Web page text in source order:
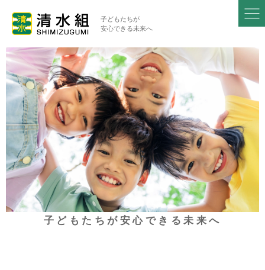
子どもたちが
安心できる未来へ
子どもたちが安心できる未来へ